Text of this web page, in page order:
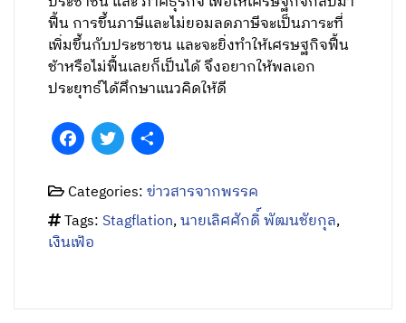
ฟื้น การขึ้นภาษีและไม่ยอมลดภาษีจะเป็นภาระที่
เพิ่มขึ้นกับประชาชน และจะยิ่งทำให้เศรษฐกิจฟื้น
ช้าหรือไม่ฟื้นเลยก็เป็นได้ จึงอยากให้พลเอก
ประยุทธ์ได้ศึกษาแนวคิดให้ดี
FacebookTwitter
Categories:ข่าวสารจากพรรค
Tags: Stagflation,นายเลิศศักดิ์ พัฒนชัยกุล,
เงินเฟ้อ